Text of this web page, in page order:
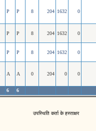
P P 8 204 1632 0
P P 8 204 1632 0
P P 8 204 1632 0
A A 0 204 0 0
6 6
उपस्थिति कर्ता के हस्ताक्षर